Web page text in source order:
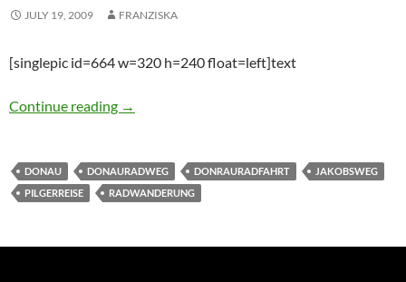
JULY 19, 2009 FRANZISKA
[singlepic id=664 w=320 h=240 float=left]text
Continue reading Donauradweg: Tag 11 â€“ RÃ¼ckkehr
→
DONAU DONAURADWEG DONRAURADFAHRT
JAKOBSWEG
PILGERREISE
RADWANDERUNG